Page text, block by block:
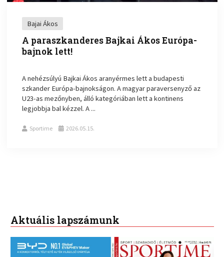
Bajai Ákos
A paraszkanderes Bajkai Ákos Európa-
bajnok lett!
A nehézsúlyú Bajkai Ákos aranyérmes lett a budapesti
szkander Európa-bajnokságon. A magyar paraversenyző az
U23-as mezőnyben, álló kategóriában lett a kontinens
legjobbja bal kézzel. A ...
Sportime 2026.05.15.
Aktuális lapszámunk